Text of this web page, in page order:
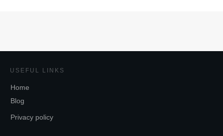
USEFUL LINKS
Home
Blog
Privacy policy